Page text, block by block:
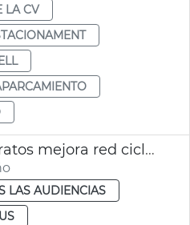
LA CV
Adjudicación contratos mejora red ciclista en 4 distritos
LAS AUDIENCIAS